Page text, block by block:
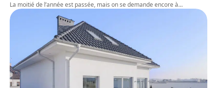
La moitié de l’année est passée, mais on se demande encore à…